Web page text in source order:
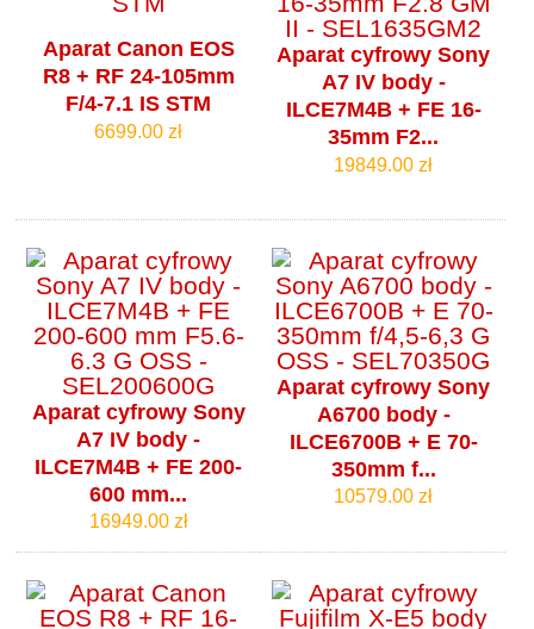
Aparat Canon EOS
R8 + RF 24-105mm
F/4-7.1 IS STM
6699.00 zł
Aparat cyfrowy Sony
A7 IV body -
ILCE7M4B + FE 16-
35mm F2...
19849.00 zł
Aparat cyfrowy Sony
A7 IV body -
ILCE7M4B + FE 200-
600 mm...
16949.00 zł
Aparat cyfrowy Sony
A6700 body -
ILCE6700B + E 70-
350mm f...
10579.00 zł